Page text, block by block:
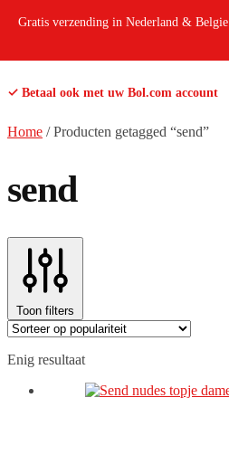
Gratis verzending in Nederland & Belgie
✓ Betaal ook met uw Bol.com account
Home /Producten getagged “send”
send
Toon filters
Enig resultaat